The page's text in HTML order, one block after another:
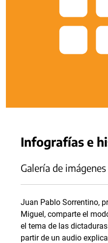
Infografías e
Galería de imágenes
Juan Pablo Sorrentino,
Miguel, comparte el
el tema de las
partir de un audio